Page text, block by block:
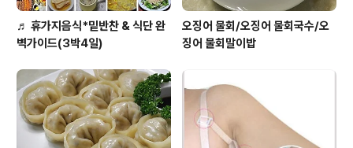
♬ 휴가지음식*밑반찬 & 식단 완
벽가이드(3박4일)
오징어 물회/오징어 물회국수/오
징어 물회말이밥